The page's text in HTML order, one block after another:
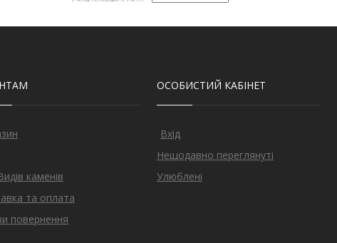
каменів
та оплата
повернення
ОСОБИСТИЙ КАБІНЕТ
Вхід
Нещодавно переглянуті
Улюблені